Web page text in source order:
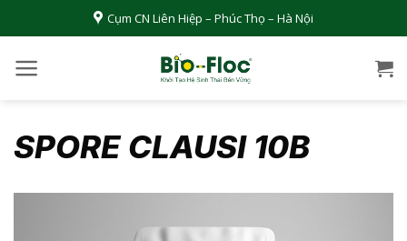
qua
nội
dung
Cụm CN Liên Hiệp – Phúc Thọ – Hà Nội
SPORE CLAUSI 10B